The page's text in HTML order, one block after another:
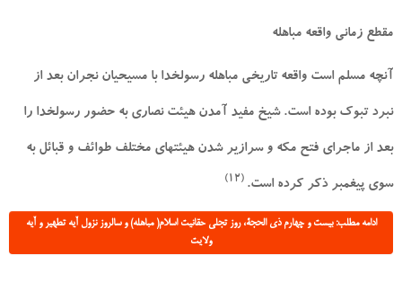
مقطع زمانى واقعه مباهله
آنچه مسلم است واقعه تاريخى مباهله رسول‏خدا با مسيحيان نجران بعد از
نبرد تبوك بوده است. شيخ مفيد آمدن هيئت نصارى به حضور رسول‏خدا را
بعد از ماجراى فتح مكه و سرازير شدن هيئت‏هاى مختلف طوائف و قبائل به
سوى پيغمبر ذكر كرده است. (12)
ادامه مطلب: بیست و چهارم ذی الحجة، روز تجلی حقانیت اسلام( مباهله) و سالروز نزول آیه تطهیر و آیه
ولایت